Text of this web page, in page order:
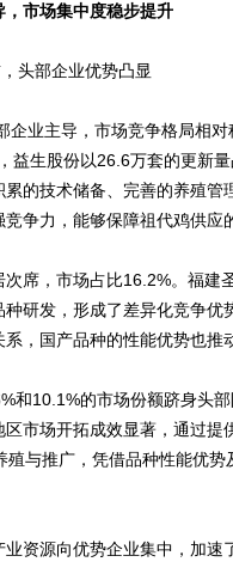
市场集中度稳步提升
头部企业优势凸显
业主导，市场竞争格局相对
益生股份以26.6万套的更新
的技术储备、完善的养殖管
争力，能够保障祖代鸡供应
，市场占比16.2%。福建
研发，形成了差异化竞争优
，国产品种的性能优势也推
10.1%的市场份额跻身头部
市场开拓成效显著，通过提
与推广，凭借品种性能优
源向优势企业集中，加速